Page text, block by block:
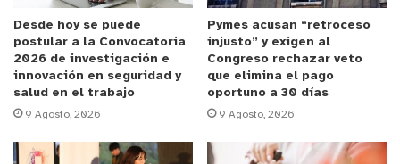
recuerda a la comunidad que este tipo de hechos
pueden ser denunciados anónimamente al 135.
y tú, ¿qué opinas?
Desde hoy se puede
postular a la Convocatoria
2026 de investigación e
innovación en seguridad y
salud en el trabajo
9 Agosto, 2026
Pymes acusan “retroceso
injusto” y exigen al
Congreso rechazar veto
que elimina el pago
oportuno a 30 días
9 Agosto, 2026